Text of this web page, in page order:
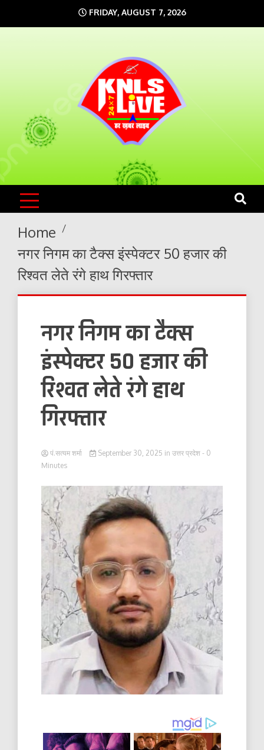
to
FRIDAY, AUGUST 7, 2026
KNLS LIVE
India`s No.1 News Portal
Home
नगर निगम का टैक्स इंस्पेक्टर 50 हजार की
रिश्वत लेते रंगे हाथ गिरफ्तार
नगर निगम का टैक्स
इंस्पेक्टर 50 हजार की
रिश्वत लेते रंगे हाथ
गिरफ्तार
पं.सत्यम शर्मा September 30, 2025 in उत्तर प्रदेश - 0
Minutes